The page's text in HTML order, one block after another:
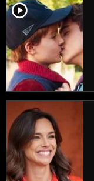
player2